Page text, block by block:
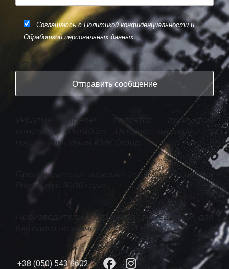
Соглашаюсь с Политикой конфиденциальности и
Обработкой персональных данных.
[cf7ic]
Укрытие Shelter является продуктом
компании Paneltim Ukraine, входящей в
группу компаний KMK Group.
Производители изделий из полипропилена
Paneltim с 2006 года.
Производители подземных помещений для
бытового назначения с 2021 года.
+38 (050) 543 9602